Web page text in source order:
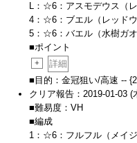
L：☆6：アスモデウス（レ
4：☆6：ブエル（レッドウ
5：☆6：バエル（水樹ガオ
■ポイント
+
詳細
■目的：金冠狙い/高速 --
クリア報告：2019-01-03 (
■難易度：VH
■編成
1：☆6：フルフル（メイジ